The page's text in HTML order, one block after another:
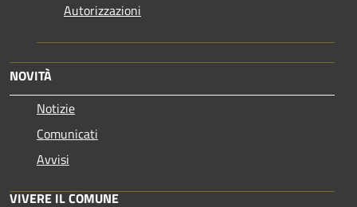
Autorizzazioni
NOVITÀ
Notizie
Comunicati
Avvisi
VIVERE IL COMUNE